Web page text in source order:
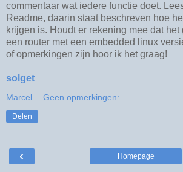
commentaar wat iedere functie doet.
Readme, daarin staat beschreven hoe
krijgen is. Houdt er rekening mee dat
een router met een embedded linux
of opmerkingen zijn hoor ik het graag!
solget
Marcel Geen opmerkingen:
Delen
‹ Homepage